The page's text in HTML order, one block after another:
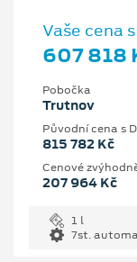
Vaše cena
607 818
Pobočka
Trutnov
Původní cena s
815 782 Kč
Cenové
207 964 Kč
1 l
7st.